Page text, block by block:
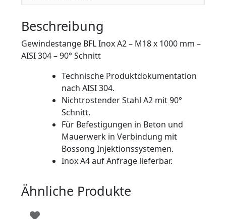
Beschreibung
Gewindestange BFL Inox A2 – M18 x 1000 mm –
AISI 304 – 90° Schnitt
Technische Produktdokumentation
nach AISI 304.
Nichtrostender Stahl A2 mit 90°
Schnitt.
Für Befestigungen in Beton und
Mauerwerk in Verbindung mit
Bossong Injektionssystemen.
Inox A4 auf Anfrage lieferbar.
Ähnliche Produkte